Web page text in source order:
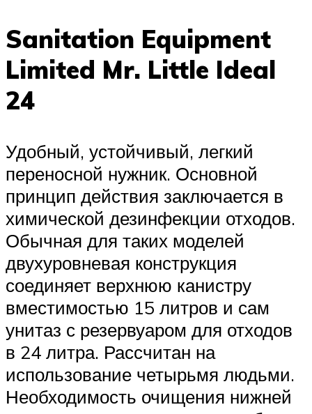
Sanitation Equipment
Limited Mr. Little Ideal
24
Удобный, устойчивый, легкий
переносной нужник. Основной
принцип действия заключается в
химической дезинфекции отходов.
Обычная для таких моделей
двухуровневая конструкция
соединяет верхнюю канистру
вместимостью 15 литров и сам
унитаз с резервуаром для отходов
в 24 литра. Рассчитан на
использование четырьмя людьми.
Необходимость очищения нижней